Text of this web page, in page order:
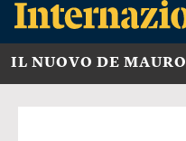
IL NUOVO DE MAURO